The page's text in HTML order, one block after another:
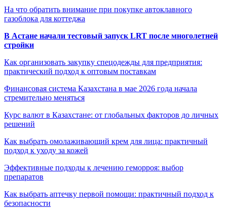
На что обратить внимание при покупке автоклавного
газоблока для коттеджа
В Астане начали тестовый запуск LRT после многолетней
стройки
Как организовать закупку спецодежды для предприятия:
практический подход к оптовым поставкам
Финансовая система Казахстана в мае 2026 года начала
стремительно меняться
Курс валют в Казахстане: от глобальных факторов до личных
решений
Как выбрать омолаживающий крем для лица: практичный
подход к уходу за кожей
Эффективные подходы к лечению геморроя: выбор
препаратов
Как выбрать аптечку первой помощи: практичный подход к
безопасности